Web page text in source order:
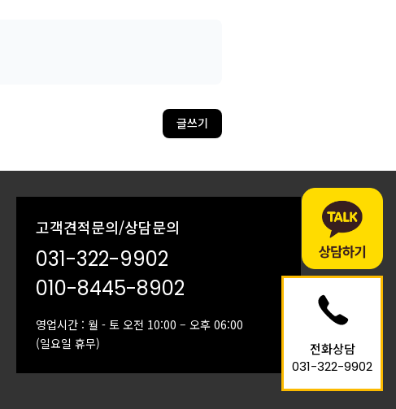
전화상담
031-322-9902
글쓰기
고객견적문의/상담문의
031-322-9902
010-8445-8902
영업시간 : 월 - 토 오전 10:00 – 오후 06:00
(일요일 휴무)